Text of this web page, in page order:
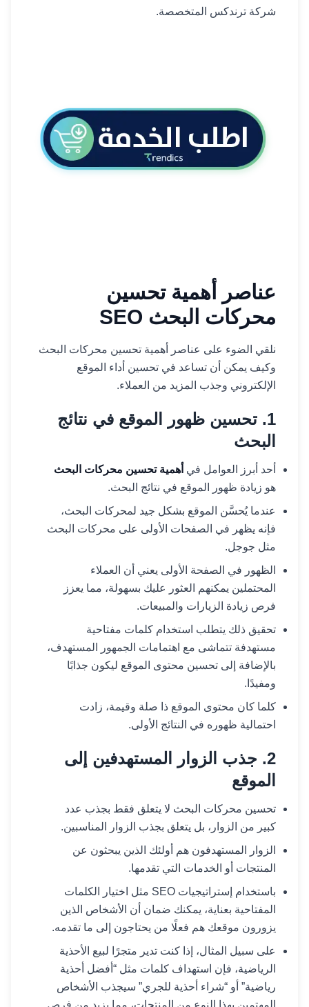
شركة ترندكس المتخصصة.
عناصر أهمية تحسين
محركات البحث SEO
نلقي الضوء على عناصر أهمية تحسين محركات البحث
وكيف يمكن أن تساعد في تحسين أداء الموقع
الإلكتروني وجذب المزيد من العملاء.
1. تحسين ظهور الموقع في نتائج
البحث
أحد أبرز العوامل في أهمية تحسين محركات البحث
هو زيادة ظهور الموقع في نتائج البحث.
عندما يُحسَّن الموقع بشكل جيد لمحركات البحث،
فإنه يظهر في الصفحات الأولى على محركات البحث
مثل جوجل.
الظهور في الصفحة الأولى يعني أن العملاء
المحتملين يمكنهم العثور عليك بسهولة، مما يعزز
فرص زيادة الزيارات والمبيعات.
تحقيق ذلك يتطلب استخدام كلمات مفتاحية
مستهدفة تتماشى مع اهتمامات الجمهور المستهدف،
بالإضافة إلى تحسين محتوى الموقع ليكون جذابًا
ومفيدًا.
كلما كان محتوى الموقع ذا صلة وقيمة، زادت
احتمالية ظهوره في النتائج الأولى.
2. جذب الزوار المستهدفين إلى
الموقع
تحسين محركات البحث لا يتعلق فقط بجذب عدد
كبير من الزوار، بل يتعلق بجذب الزوار المناسبين.
الزوار المستهدفون هم أولئك الذين يبحثون عن
المنتجات أو الخدمات التي تقدمها.
باستخدام إستراتيجيات SEO مثل اختيار الكلمات
المفتاحية بعناية، يمكنك ضمان أن الأشخاص الذين
يزورون موقعك هم فعلًا من يحتاجون إلى ما تقدمه.
على سبيل المثال، إذا كنت تدير متجرًا لبيع الأحذية
الرياضية، فإن استهداف كلمات مثل “أفضل أحذية
رياضية” أو “شراء أحذية للجري” سيجذب الأشخاص
المهتمين بهذا النوع من المنتجات، مما يزيد من فرص